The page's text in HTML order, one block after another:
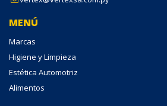
MENÚ
Marcas
Higiene y Limpieza
Estética Automotriz
Alimentos